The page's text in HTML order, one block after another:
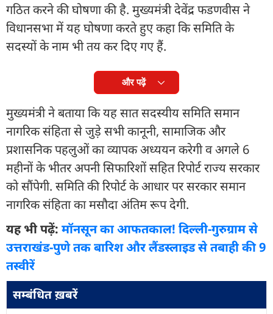
गठित करने की घोषणा की है. मुख्यमंत्री देवेंद्र फडणवीस ने
विधानसभा में यह घोषणा करते हुए कहा कि समिति के
सदस्यों के नाम भी तय कर दिए गए हैं.
और पढ़ें
मुख्यमंत्री ने बताया कि यह सात सदस्यीय समिति समान
नागरिक संहिता से जुड़े सभी कानूनी, सामाजिक और
प्रशासनिक पहलुओं का व्यापक अध्ययन करेगी व अगले 6
महीनों के भीतर अपनी सिफारिशों सहित रिपोर्ट राज्य सरकार
को सौंपेगी. समिति की रिपोर्ट के आधार पर सरकार समान
नागरिक संहिता का मसौदा अंतिम रूप देगी.
यह भी पढ़ें: मॉनसून का आफतकाल! दिल्ली-गुरुग्राम से
उत्तराखंड-पुणे तक बारिश और लैंडस्लाइड से तबाही की 9
तस्वीरें
सम्बंधित ख़बरें